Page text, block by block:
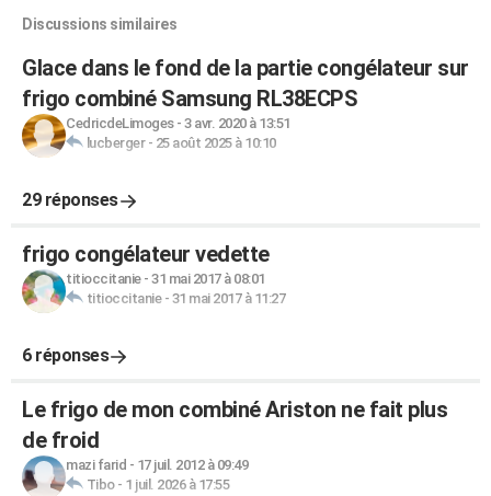
Discussions similaires
Glace dans le fond de la partie congélateur sur
frigo combiné Samsung RL38ECPS
CedricdeLimoges- 3 avr. 2020 à 13:51
lucberger- 25 août 2025 à 10:10
29 réponses
frigo congélateur vedette
titioccitanie- 31 mai 2017 à 08:01
titioccitanie- 31 mai 2017 à 11:27
6 réponses
Le frigo de mon combiné Ariston ne fait plus
de froid
mazi farid - 17 juil. 2012 à 09:49
Tibo- 1 juil. 2026 à 17:55